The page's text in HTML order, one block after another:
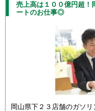
売上高は１００億円超
ートのお仕事◎
岡山県下２３店舗のガソ